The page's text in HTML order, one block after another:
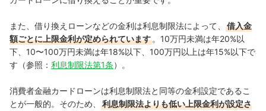
また、借り換えローンなどの金利は利息制限法によって、
借入金
額ごとに上限金利が定められています 。10万円未満は年20%以
下、10〜100万円未満は年18%以下、100万円以上は年15%以下で
す （参照： 利息制限法第1条） 。
消費者金融カードローンは利息制限法と同等の金利設定であるこ
とが一般的。そのため、
利息制限法よりも低い上限金利が設定さ